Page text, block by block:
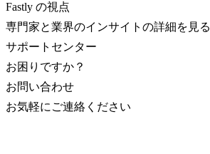
Fastly の視点
専門家と業界のインサイトの詳細を見る
サポートセンター
お困りですか？
お問い合わせ
お気軽にご連絡ください